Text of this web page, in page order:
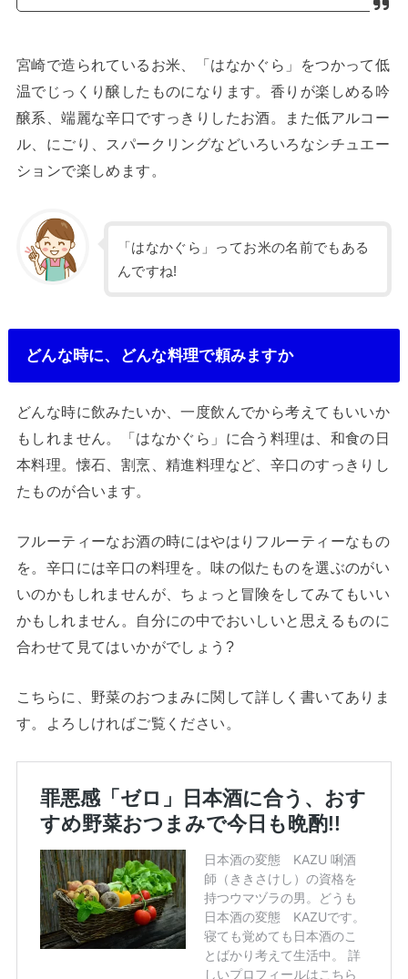
宮崎で造られているお米、「はなかぐら」をつかって低
温でじっくり醸したものになります。香りが楽しめる吟
醸系、端麗な辛口ですっきりしたお酒。また低アルコー
ル、にごり、スパークリングなどいろいろなシチュエー
ションで楽しめます。
「はなかぐら」ってお米の名前でもある
んですね!
どんな時に、どんな料理で頼みますか
どんな時に飲みたいか、一度飲んでから考えてもいいか
もしれません。「はなかぐら」に合う料理は、和食の日
本料理。懐石、割烹、精進料理など、辛口のすっきりし
たものが合います。
フルーティーなお酒の時にはやはりフルーティーなもの
を。辛口には辛口の料理を。味の似たものを選ぶのがい
いのかもしれませんが、ちょっと冒険をしてみてもいい
かもしれません。自分にの中でおいしいと思えるものに
合わせて見てはいかがでしょう?
こちらに、野菜のおつまみに関して詳しく書いてありま
す。よろしければご覧ください。